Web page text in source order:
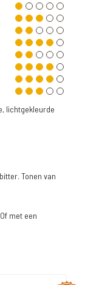
lichtgekleurde
Tonen van
met een